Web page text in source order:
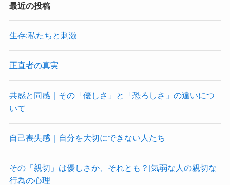
最近の投稿
生存:私たちと刺激
正直者の真実
共感と同感｜その「優しさ」と「恐ろしさ」の違いにつ
いて
自己喪失感｜自分を大切にできない人たち
その「親切」は優しさか、それとも？|気弱な人の親切な
行為の心理